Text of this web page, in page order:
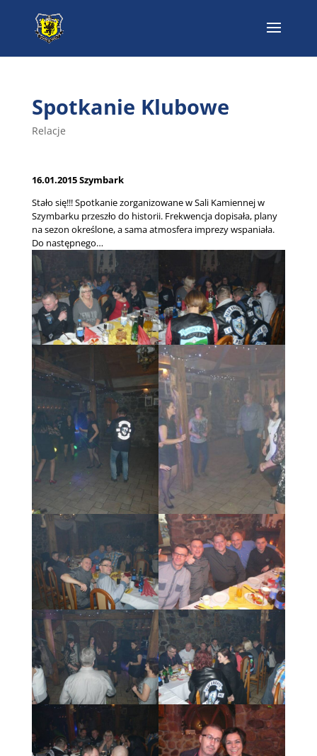
Spotkanie Klubowe
Relacje
16.01.2015 Szymbark
Stało się!!! Spotkanie zorganizowane w Sali Kamiennej w
Szymbarku przeszło do historii. Frekwencja dopisała, plany
na sezon określone, a sama atmosfera imprezy wspaniała.
Do następnego…